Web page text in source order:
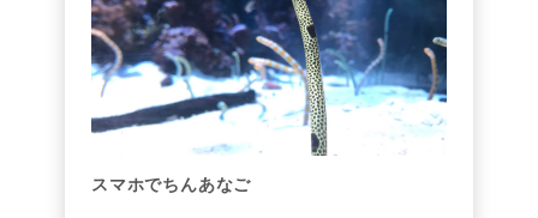
スマホでちんあなご